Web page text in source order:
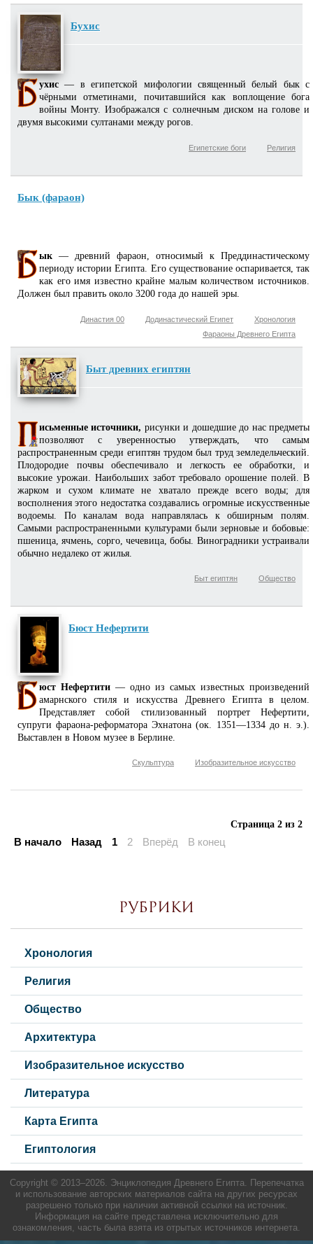
Бухис
ухис — в египетской мифологии священный белый бык с
чёрными отметинами, почитавшийся как воплощение бога
войны Монту. Изображался с солнечным диском на голове и
двумя высокими султанами между рогов.
Религия
Египетские боги
Бык (фараон)
ык — древний фараон, относимый к Преддинастическому
периоду истории Египта. Его существование оспаривается, так
как его имя известно крайне малым количеством источников.
Должен был править около 3200 года до нашей эры.
Хронология
Додинастический Египет
Династия 00
Фараоны Древнего Египта
Быт древних египтян
исьменные источники, рисунки и дошедшие до нас предметы
позволяют с уверенностью утверждать, что самым
распространенным среди египтян трудом был труд земледельческий.
Плодородие почвы обеспечивало и легкость ее обработки, и
высокие урожаи. Наибольших забот требовало орошение полей. В
жарком и сухом климате не хватало прежде всего воды; для
восполнения этого недостатка создавались огромные искусственные
водоемы. По каналам вода направлялась к обширным полям.
Самыми распространенными культурами были зерновые и бобовые:
пшеница, ячмень, сорго, чечевица, бобы. Виноградники устраивали
обычно недалеко от жилья.
Общество
Быт египтян
Бюст Нефертити
юст Нефертити — одно из самых известных произведений
амарнского стиля и искусства Древнего Египта в целом.
Представляет собой стилизованный портрет Нефертити,
супруги фараона-реформатора Эхнатона (ок. 1351—1334 до н. э.).
Выставлен в Новом музее в Берлине.
Изобразительное искусство
Скульптура
Страница 2 из 2
В начало Назад 1 2 Вперёд В конец
Рубрики
Хронология
Религия
Общество
Архитектура
Изобразительное искусство
Литература
Карта Египта
Египтология
Copyright © 2013–2026. Энциклопедия Древнего Египта. Перепечатка
и использование авторских материалов сайта на других ресурсах
разрешено только при наличии активной ссылки на источник.
Информация на сайте представлена исключительно для
ознакомления, часть была взята из отрытых источников интернета.